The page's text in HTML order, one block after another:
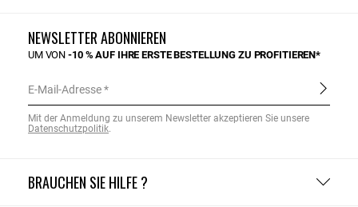
BRAUCHEN SIE HILFE ?
NEWSLETTER ABONNIEREN
UM VON-10 % AUF IHRE ERSTE BESTELLUNG ZU PROFITIEREN*
E-Mail-Adresse
Mit der Anmeldung zu unserem Newsletter akzeptieren Sie unsere
Datenschutzpolitik.